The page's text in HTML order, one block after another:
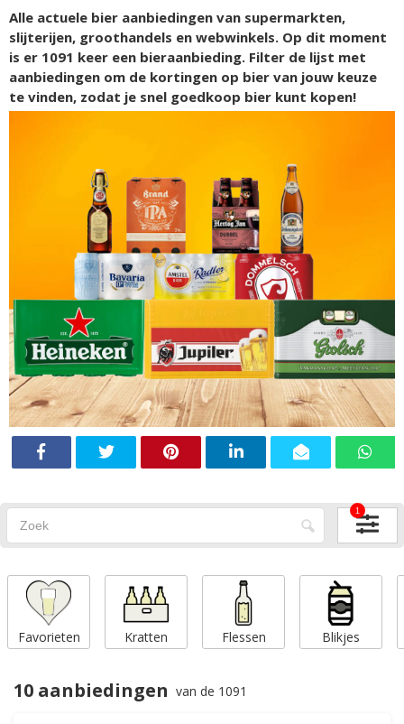
Alle actuele bier aanbiedingen van supermarkten,
slijterijen, groothandels en webwinkels. Op dit moment
is er 1091 keer een bieraanbieding. Filter de lijst met
aanbiedingen om de kortingen op bier van jouw keuze
te vinden, zodat je snel goedkoop bier kunt kopen!
1
Favorieten Kratten Flessen Blikjes
10 aanbiedingen van de 1091